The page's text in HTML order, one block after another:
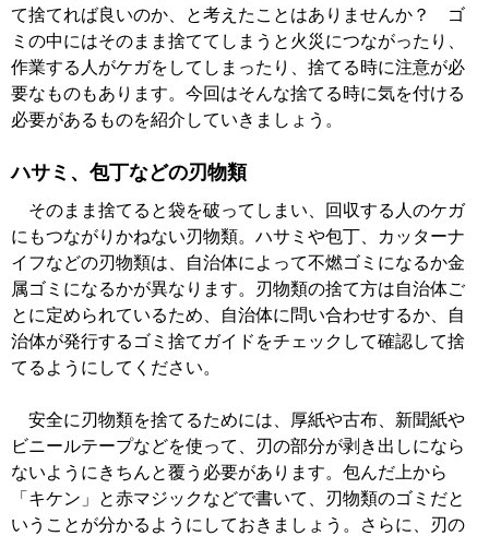
て捨てれば良いのか、と考えたことはありませんか？ ゴ
ミの中にはそのまま捨ててしまうと火災につながったり、
作業する人がケガをしてしまったり、捨てる時に注意が必
要なものもあります。今回はそんな捨てる時に気を付ける
必要があるものを紹介していきましょう。
ハサミ、包丁などの刃物類
そのまま捨てると袋を破ってしまい、回収する人のケガ
にもつながりかねない刃物類。ハサミや包丁、カッターナ
イフなどの刃物類は、自治体によって不燃ゴミになるか金
属ゴミになるかが異なります。刃物類の捨て方は自治体ご
とに定められているため、自治体に問い合わせするか、自
治体が発行するゴミ捨てガイドをチェックして確認して捨
てるようにしてください。
安全に刃物類を捨てるためには、厚紙や古布、新聞紙や
ビニールテープなどを使って、刃の部分が剥き出しになら
ないようにきちんと覆う必要があります。包んだ上から
「キケン」と赤マジックなどで書いて、刃物類のゴミだと
いうことが分かるようにしておきましょう。さらに、刃の